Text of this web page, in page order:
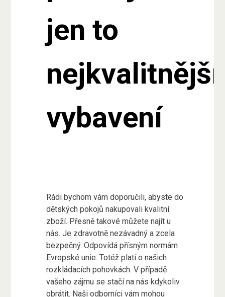
jen to
nejkvalitnější
vybavení
Rádi bychom vám doporučili, abyste do
dětských pokojů nakupovali kvalitní
zboží. Přesně takové můžete najít u
nás. Je zdravotně nezávadný a zcela
bezpečný. Odpovídá přísným normám
Evropské unie. Totéž platí o našich
rozkládacích pohovkách. V případě
vašeho zájmu se stačí na nás kdykoliv
obrátit. Naši odborníci vám mohou